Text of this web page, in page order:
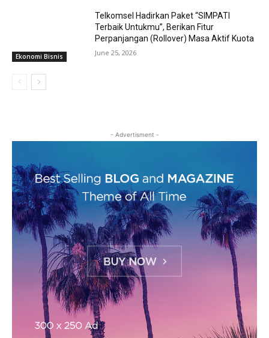
Ekonomi Bisnis
Telkomsel Hadirkan Paket “SIMPATI
Terbaik Untukmu”, Berikan Fitur
Perpanjangan (Rollover) Masa Aktif Kuota
June 25, 2026
- Advertisment -